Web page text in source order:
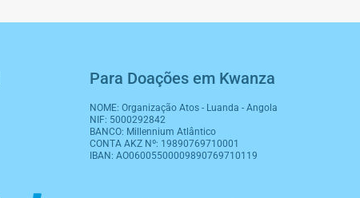
Para Doações em Kwanza
NOME: Organização Atos - Luanda - Angola
NIF: 5000292842
BANCO: Millennium Atlântico
CONTA AKZ Nº: 19890769710001
IBAN: AO06005500009890769710119